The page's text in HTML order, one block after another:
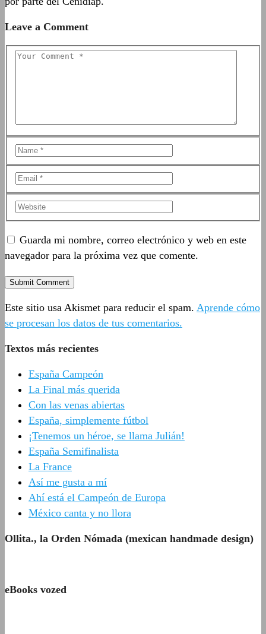
Leave a Comment
Guarda mi nombre, correo electrónico y web en este
navegador para la próxima vez que comente.
Este sitio usa Akismet para reducir el spam. Aprende cómo
se procesan los datos de tus comentarios.
Textos más recientes
España Campeón
La Final más querida
Con las venas abiertas
España, simplemente fútbol
¡Tenemos un héroe, se llama Julián!
España Semifinalista
La France
Así me gusta a mí
Ahí está el Campeón de Europa
México canta y no llora
Ollita., la Orden Nómada (mexican handmade design)
eBooks vozed